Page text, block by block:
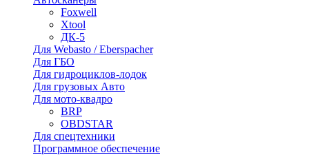
Foxwell
Xtool
ДК-5
Для Webasto / Eberspacher
Для ГБО
Для гидроциклов-лодок
Для грузовых Авто
Для мото-квадро
BRP
OBDSTAR
Для спецтехники
Программное обеспечение